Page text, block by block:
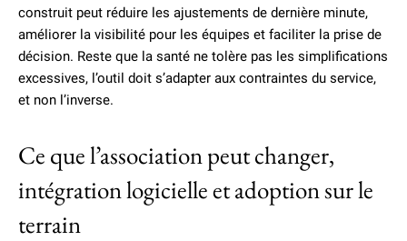
construit peut réduire les ajustements de dernière minute,
améliorer la visibilité pour les équipes et faciliter la prise de
décision. Reste que la santé ne tolère pas les simplifications
excessives, l’outil doit s’adapter aux contraintes du service,
et non l’inverse.
Ce que l’association peut changer,
intégration logicielle et adoption sur le
terrain